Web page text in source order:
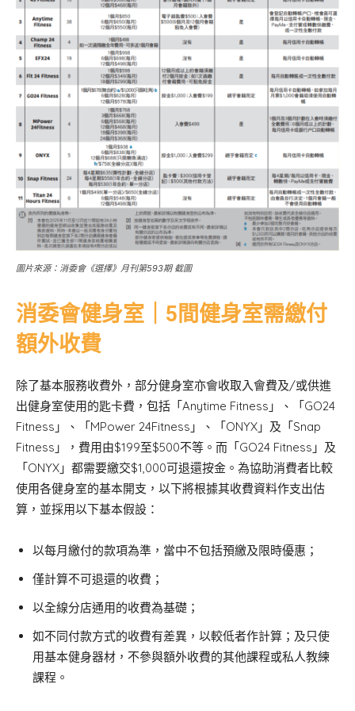
圖片來源：消委會《選擇》月刊第593期 截圖
消委會健身室｜5間健身室需繳付
額外收費
除了基本服務收費外，部分健身室亦會收取入會費及/或供進
出健身室使用的匙卡費，包括「Anytime Fitness」、「GO24
Fitness」、「MPower 24Fitness」、「ONYX」及「Snap
Fitness」，費用由$199至$500不等。而「GO24 Fitness」及
「ONYX」都需要繳交$1,000可退還按金。為協助消費者比較
使用各健身室的基本開支，以下將根據其收費資料作支出估
算，並採用以下基本假設：
以每月繳付的款項為準，當中不包括預繳及限時優惠；
僅計算不可退還的收費；
以全線分店通用的收費為基礎；
如不同付款方式的收費有差異，以較低者作計算；及只使
用基本健身器材，不參與額外收費的其他課程或私人教練
課程。